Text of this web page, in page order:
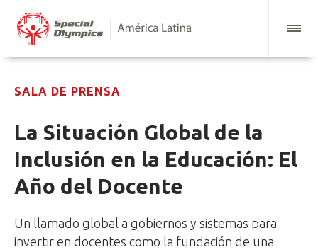
SALA DE PRENSA
La Situación Global de la
Inclusión en la Educación: El
Año del Docente
Un llamado global a gobiernos y sistemas para
invertir en docentes como la fundación de una